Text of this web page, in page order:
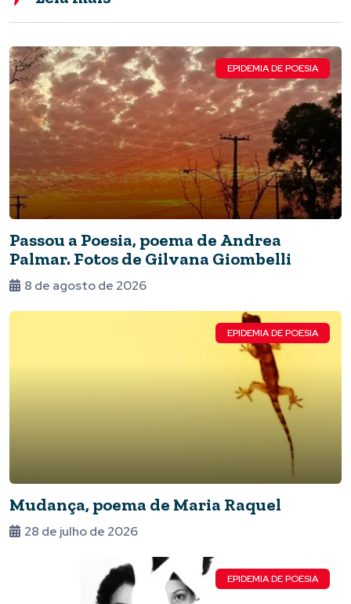
EPIDEMIA DE POESIA
Passou a Poesia, poema de Andrea
Palmar. Fotos de Gilvana Giombelli
8 de agosto de 2026
EPIDEMIA DE POESIA
Mudança, poema de Maria Raquel
28 de julho de 2026
EPIDEMIA DE POESIA